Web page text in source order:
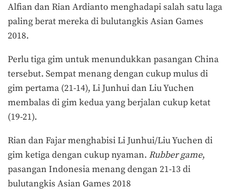
Alfian dan Rian Ardianto menghadapi salah satu laga
paling berat mereka di bulutangkis Asian Games
2018.
Perlu tiga gim untuk menundukkan pasangan China
tersebut. Sempat menang dengan cukup mulus di
gim pertama (21-14), Li Junhui dan Liu Yuchen
membalas di gim kedua yang berjalan cukup ketat
(19-21).
Rian dan Fajar menghabisi Li Junhui/Liu Yuchen di
gim ketiga dengan cukup nyaman. Rubber game,
pasangan Indonesia menang dengan 21-13 di
bulutangkis Asian Games 2018